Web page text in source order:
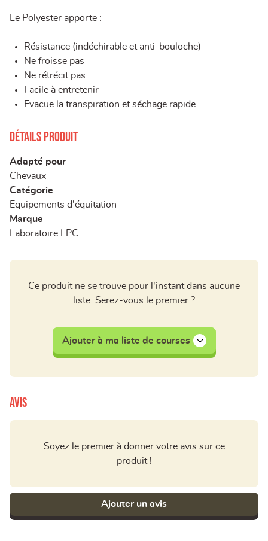
Le Polyester apporte :
Résistance (indéchirable et anti-bouloche)
Ne froisse pas
Ne rétrécit pas
Facile à entretenir
Evacue la transpiration et séchage rapide
Détails produit
Adapté pour
Chevaux
Catégorie
Equipements d'équitation
Marque
Laboratoire LPC
Ce produit ne se trouve pour l'instant dans aucune
liste. Serez-vous le premier ?
Ajouter à ma liste de courses
Avis
Soyez le premier à donner votre avis sur ce
produit !
Ajouter un avis